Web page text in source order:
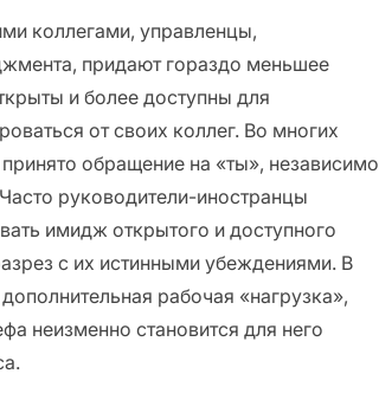
коллегами, управленцы,
придают гораздо меньшее
и более доступны для
от своих коллег. Во многих
обращение на «ты», независимо
руководители-иностранцы
имидж открытого и доступного
с их истинными убеждениями. В
рабочая «нагрузка»,
неизменно становится для него